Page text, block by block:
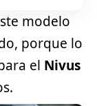
modelo
porque lo
el Nivus